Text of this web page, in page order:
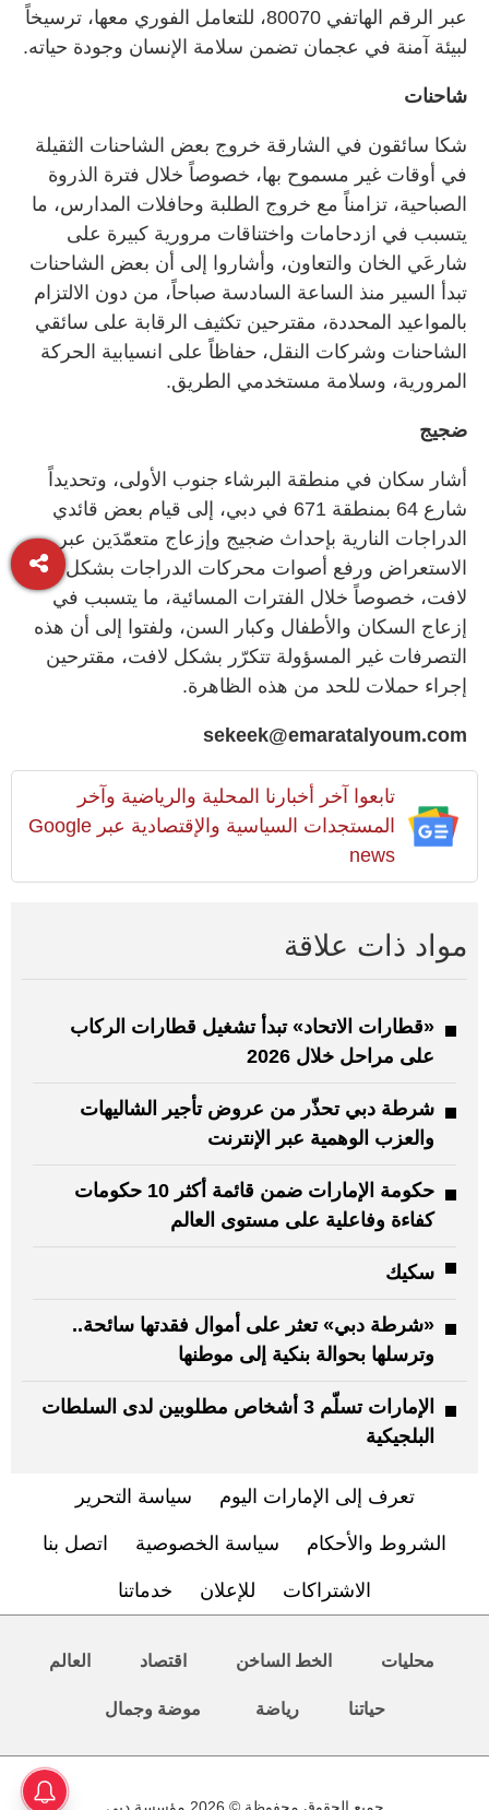
عبر الرقم الهاتفي 80070، للتعامل الفوري معها، ترسيخاً
لبيئة آمنة في عجمان تضمن سلامة الإنسان وجودة حياته.
شاحنات
شكا سائقون في الشارقة خروج بعض الشاحنات الثقيلة
في أوقات غير مسموح بها، خصوصاً خلال فترة الذروة
الصباحية، تزامناً مع خروج الطلبة وحافلات المدارس، ما
يتسبب في ازدحامات واختناقات مرورية كبيرة على
شارعَي الخان والتعاون، وأشاروا إلى أن بعض الشاحنات
تبدأ السير منذ الساعة السادسة صباحاً، من دون الالتزام
بالمواعيد المحددة، مقترحين تكثيف الرقابة على سائقي
الشاحنات وشركات النقل، حفاظاً على انسيابية الحركة
المرورية، وسلامة مستخدمي الطريق.
ضجيج
أشار سكان في منطقة البرشاء جنوب الأولى، وتحديداً
شارع 64 بمنطقة 671 في دبي، إلى قيام بعض قائدي
الدراجات النارية بإحداث ضجيج وإزعاج متعمّدَين عبر
الاستعراض ورفع أصوات محركات الدراجات بشكل
لافت، خصوصاً خلال الفترات المسائية، ما يتسبب في
إزعاج السكان والأطفال وكبار السن، ولفتوا إلى أن هذه
التصرفات غير المسؤولة تتكرّر بشكل لافت، مقترحين
إجراء حملات للحد من هذه الظاهرة.
sekeek@emaratalyoum.com
تابعوا آخر أخبارنا المحلية والرياضية وآخر
المستجدات السياسية والإقتصادية عبر Google
news
مواد ذات علاقة
«قطارات الاتحاد» تبدأ تشغيل قطارات الركاب
على مراحل خلال 2026
شرطة دبي تحذّر من عروض تأجير الشاليهات
والعزب الوهمية عبر الإنترنت
حكومة الإمارات ضمن قائمة أكثر 10 حكومات
كفاءة وفاعلية على مستوى العالم
سكيك
«شرطة دبي» تعثر على أموال فقدتها سائحة..
وترسلها بحوالة بنكية إلى موطنها
الإمارات تسلّم 3 أشخاص مطلوبين لدى السلطات
البلجيكية
تعرف إلى الإمارات اليوم سياسة التحرير
الشروط والأحكام سياسة الخصوصية اتصل بنا
الاشتراكات للإعلان خدماتنا
محليات الخط الساخن اقتصاد العالم
حياتنا رياضة موضة وجمال